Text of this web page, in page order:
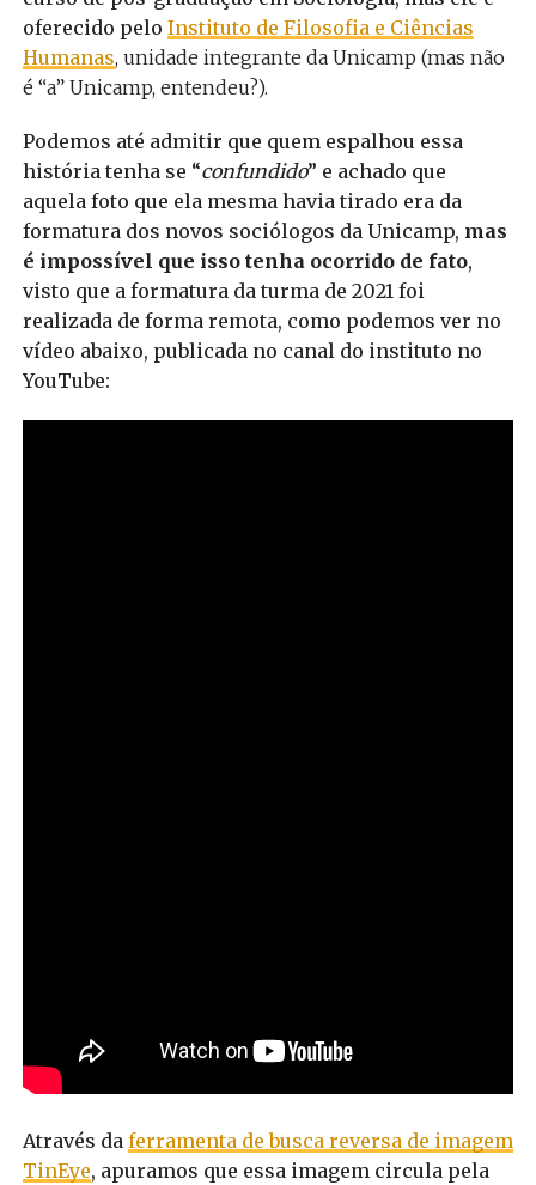
oferecido pelo Instituto de Filosofia e Ciências
Humanas, unidade integrante da Unicamp (mas não
é “a” Unicamp, entendeu?).
Podemos até admitir que quem espalhou essa
história tenha se “confundido” e achado que
aquela foto que ela mesma havia tirado era da
formatura dos novos sociólogos da Unicamp, mas
é impossível que isso tenha ocorrido de fato,
visto que a formatura da turma de 2021 foi
realizada de forma remota, como podemos ver no
vídeo abaixo, publicada no canal do instituto no
YouTube:
Através da ferramenta de busca reversa de imagem
TinEye, apuramos que essa imagem circula pela